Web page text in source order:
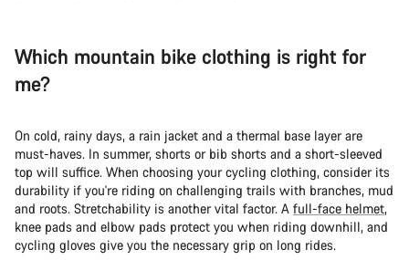
Which mountain bike clothing is right for
me?
On cold, rainy days, a rain jacket and a thermal base layer are
must-haves. In summer, shorts or bib shorts and a short-sleeved
top will suffice. When choosing your cycling clothing, consider its
durability if you're riding on challenging trails with branches, mud
and roots. Stretchability is another vital factor. A full-face helmet,
knee pads and elbow pads protect you when riding downhill, and
cycling gloves give you the necessary grip on long rides.